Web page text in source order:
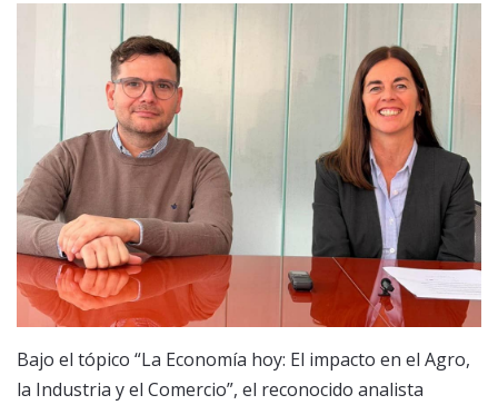
Bajo el tópico “La Economía hoy: El impacto en el Agro,
la Industria y el Comercio”, el reconocido analista